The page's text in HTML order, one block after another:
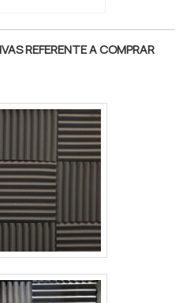
REFERENTE A COMPRAR